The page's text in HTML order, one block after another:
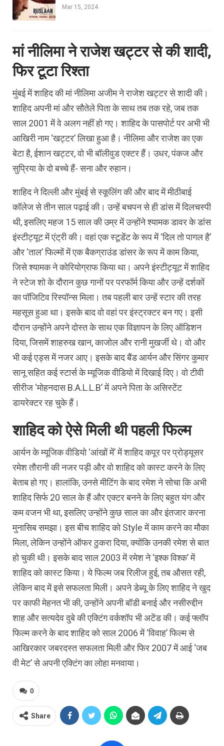
Mar 15, 2024
मां नीलिमा ने राजेश खट्टर से की शादी,
फिर टूटा रिश्ता
मुंबई में शाहिद की मां नीलिमा अजीम ने राजेश खट्टर से शादी की।
शाहिद अपनी मां और सौतेले पिता के साथ तब तक रहे, जब तक
साल 2001 में वे अलग नहीं हो गए। शाहिद के पासपोर्ट पर अभी भी
आखिरी नाम ‘खट्टर’ लिखा हुआ है। नीलिमा और राजेश का एक
बेटा है, ईशान खट्टर, वो भी बॉलीवुड एक्टर हैं। उधर, पंकज और
सुप्रिया के दो बच्चे हैं- सना और रुहान।
शाहिद ने दिल्ली और मुंबई से स्कूलिंग की और बाद में मीठीबाई
कॉलेज से तीन साल पढ़ाई की। उन्हें बचपन से ही डांस में दिलचस्पी
थी, इसलिए महज 15 साल की उम्र में उन्होंने श्यामक डावर के डांस
इंस्टीट्यूट में एंट्री की। वहां एक स्टूडेंट के रूप में ‘दिल तो पागल है’
और ‘ताल’ फिल्मों में एक बैकग्राउंड डांसर के रूप में काम किया,
जिसे श्यामक ने कोरियोग्राफ किया था। अपने इंस्टीट्यूट में शाहिद
ने स्टेज शो के दौरान कुछ गानों पर परफॉर्म किया और उन्हें दर्शकों
का पॉजिटिव रिस्पॉन्स मिला। तब पहली बार उन्हें स्टार की तरह
महसूस हुआ था। इसके बाद वो वहां पर इंस्ट्रक्टर बन गए। इसी
दौरान उन्होंने अपने दोस्त के साथ एक विज्ञापन के लिए ऑडिशन
दिया, जिसमें शाहरुख खान, काजोल और रानी मुखर्जी थे। वो और
भी कई एड्स में नजर आए। इसके बाद बैंड आर्यन और सिंगर कुमार
सानू सहित कई स्टार्स के म्यूजिक वीडियो में दिखाई दिए। वो टीवी
सीरीज ‘मोहनदास B.A.L.L.B’ में अपने पिता के असिस्टेंट
डायरेक्टर रह चुके हैं।
शाहिद को ऐसे मिली थी पहली फिल्म
आर्यन के म्यूजिक वीडियो ‘आंखों में’ में शाहिद कपूर पर प्रोड्यूसर
रमेश तौरानी की नजर पड़ी और वो शाहिद को कास्ट करने के लिए
बेताब हो गए। हालांकि, उनसे मीटिंग के बाद रमेश ने सोचा कि अभी
शाहिद सिर्फ 20 साल के हैं और एक्टर बनने के लिए बहुत यंग और
कम वजन भी था, इसलिए उन्होंने कुछ साल का और इंतजार करना
मुनासिब समझा। इस बीच शाहिद को Style में काम करने का मौका
मिला, लेकिन उन्होंने ऑफर ठुकरा दिया, क्योंकि उनकी रमेश से बात
हो चुकी थी। इसके बाद साल 2003 में रमेश ने ‘इश्क विश्क’ में
शाहिद को कास्ट किया। ये फिल्म जब रिलीज हुई, तब औसत रही,
लेकिन बाद में इसे सफलता मिली। अपने डेब्यू के लिए शाहिद ने खुद
पर काफी मेहनत भी की, उन्होंने अपनी बॉडी बनाई और नसीरुद्दीन
शाह और सत्यदेव दुबे की एक्टिंग वर्कशॉप भी अटेंड की। कई फ्लॉप
फिल्म करने के बाद शाहिद को साल 2006 में ‘विवाह’ फिल्म से
आखिरकार जबरदस्त सफलता मिली और फिर 2007 में आई ‘जब
वी मेट’ से अपनी एक्टिंग का लोहा मनवाया।
0
Share